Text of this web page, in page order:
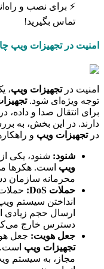
تماس بگیرید!
امنیت در تجهیزات ویپ
امنیت درتجهیزات ویپ،
توجه ویژه‌ای شود.
برای انتقال صدا و داده،
دارند. در این بخش، به
درتجهیزات ویپ و
شنود: شنود، یکی
ویپ است. هکرها
محرمانه سازمان
حملات DoS
:
انداختن سیستم
ارسال حجم زیادی
دسترس خارج
جعل هویت: جعل
تجهیزات ویپ است.
مجاز، به سیستم